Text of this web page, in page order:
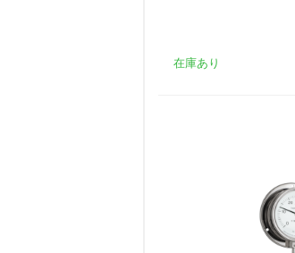
在庫あり